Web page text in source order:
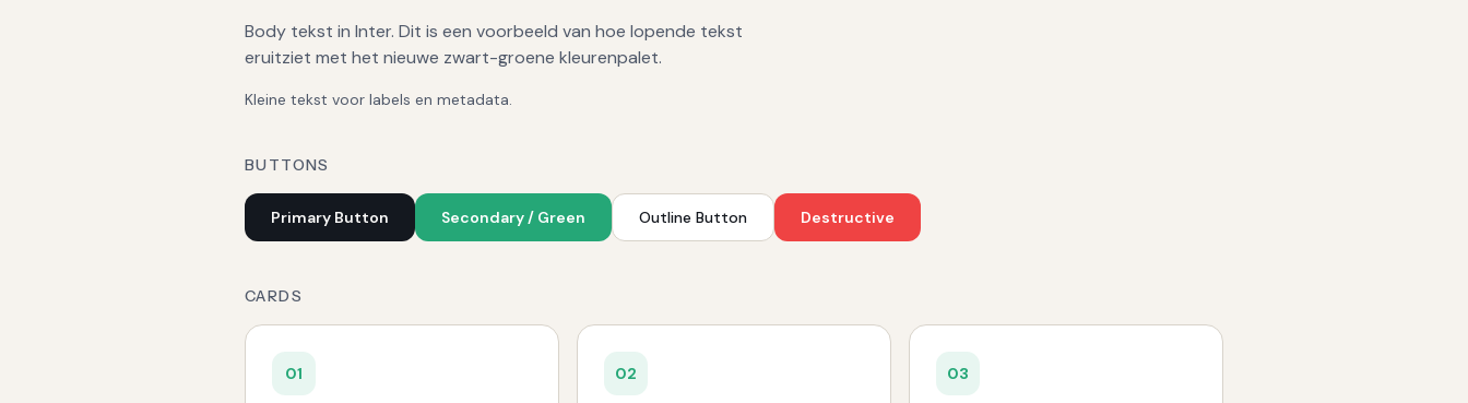
Body tekst in Inter. Dit is een voorbeeld van hoe lopende tekst
eruitziet met het nieuwe zwart-groene kleurenpalet.
Kleine tekst voor labels en metadata.
BUTTONS
Primary Button Secondary / Green Outline Button Destructive
CARDS
01 02 03